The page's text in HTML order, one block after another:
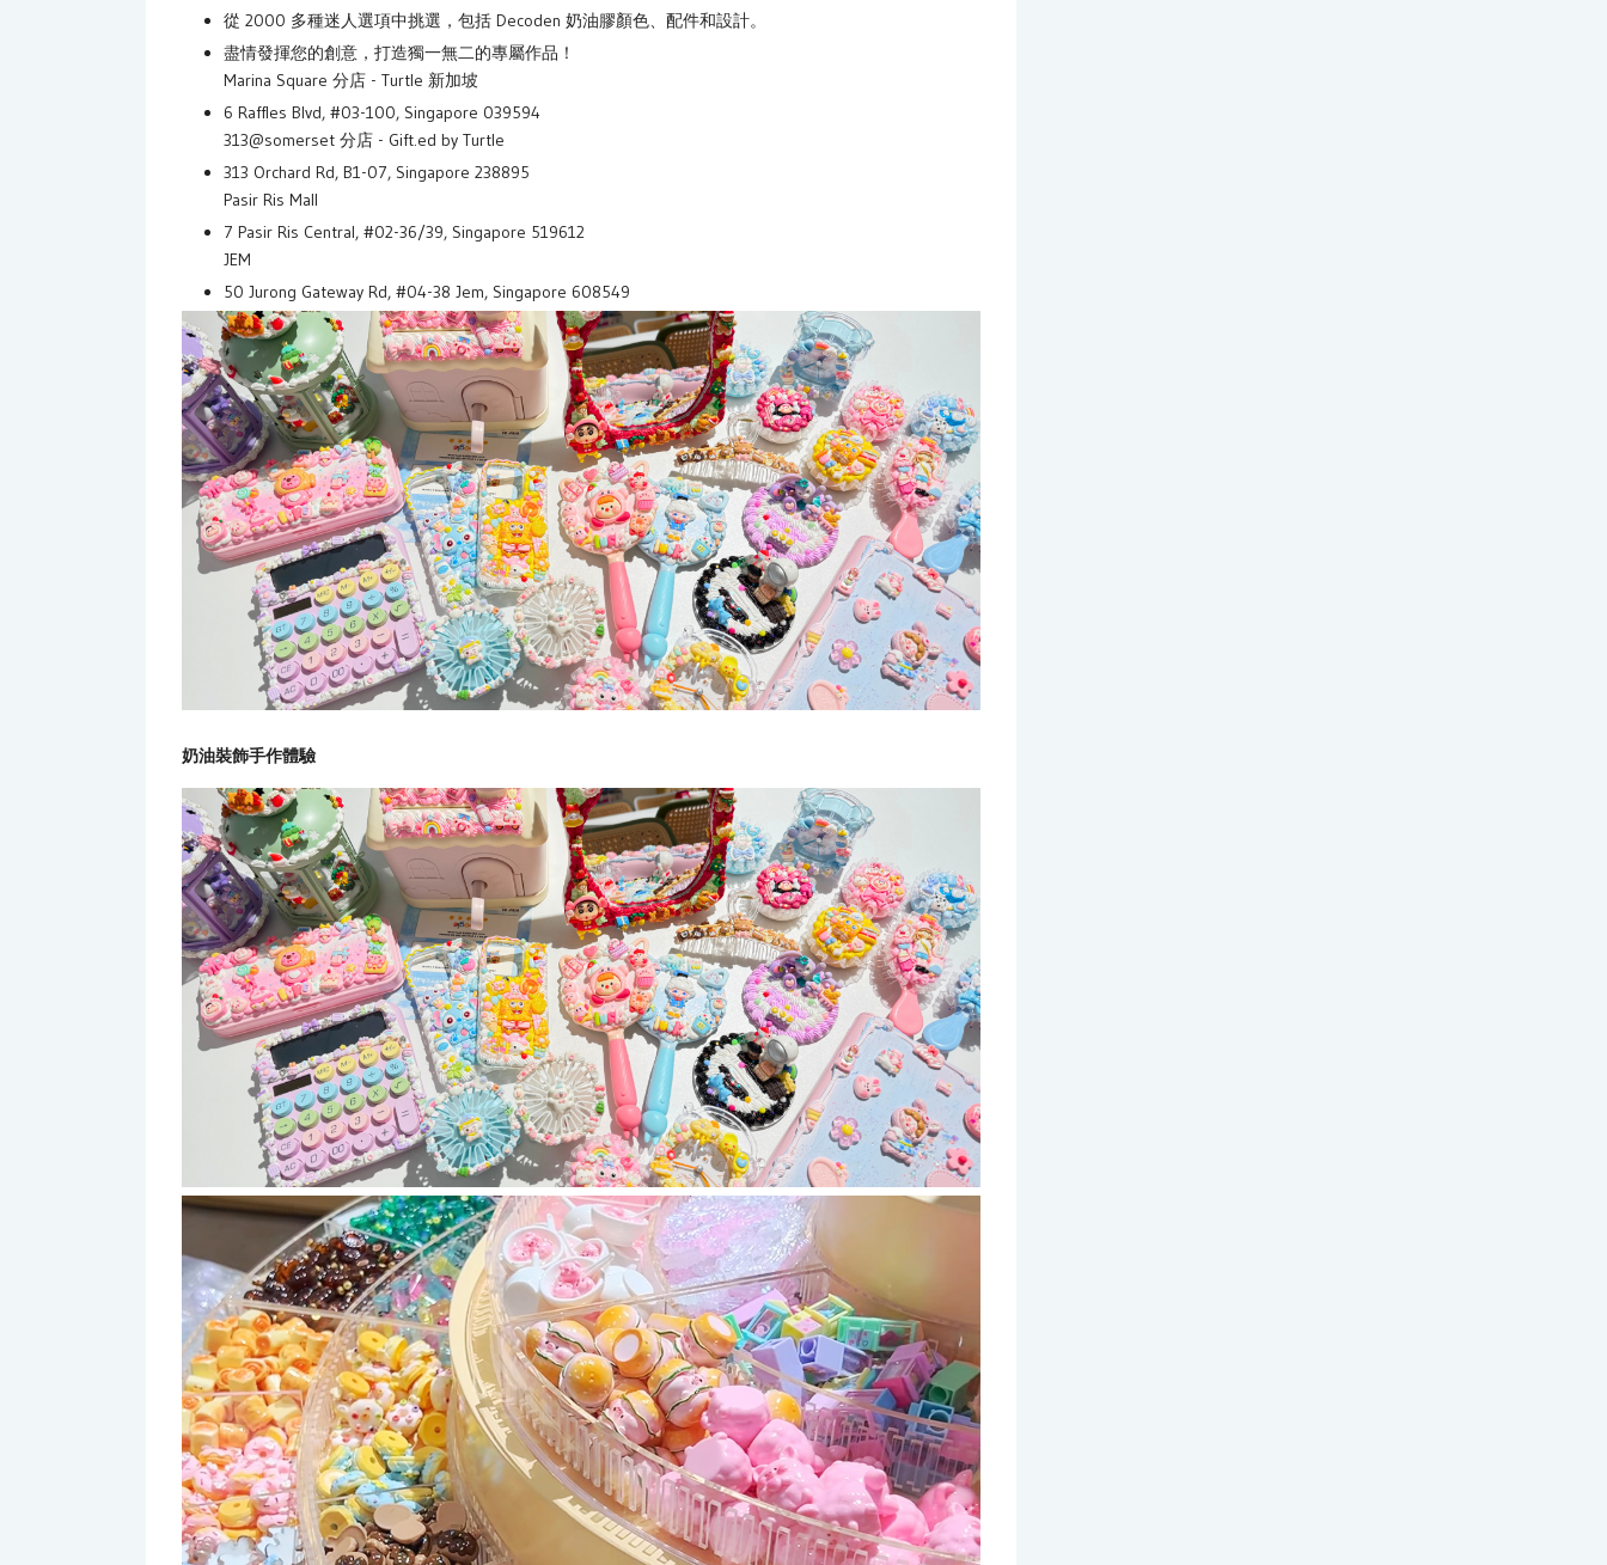
從 2000 多種迷人選項中挑選，包括 Decoden 奶油膠顏色、配件和設計。
盡情發揮您的創意，打造獨一無二的專屬作品！
Marina Square 分店 - Turtle 新加坡
6 Raffles Blvd, #03-100, Singapore 039594
313@somerset 分店 - Gift.ed by Turtle
313 Orchard Rd, B1-07, Singapore 238895
Pasir Ris Mall
7 Pasir Ris Central, #02-36/39, Singapore 519612
JEM
50 Jurong Gateway Rd, #04-38 Jem, Singapore 608549
奶油裝飾手作體驗